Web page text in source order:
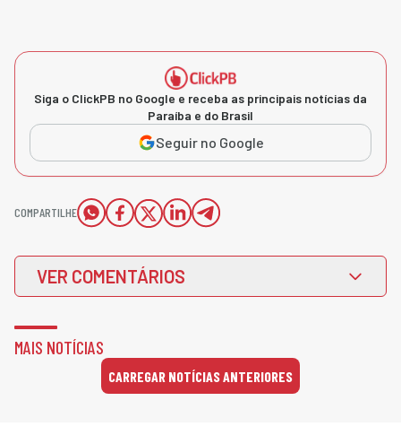
Siga o ClickPB no Google e receba as principais notícias da
Paraíba e do Brasil
Seguir no Google
COMPARTILHE
VER COMENTÁRIOS
MAIS NOTÍCIAS
CARREGAR NOTÍCIAS ANTERIORES